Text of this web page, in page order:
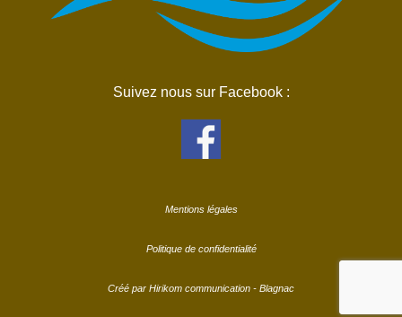
Suivez nous sur Facebook :
Mentions légales
Politique de confidentialité
Créé par Hirikom communication - Blagnac